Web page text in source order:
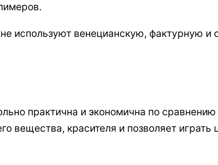
используют венецианскую, фактурную и
практична и экономична по
вещества, красителя и позволяет играть